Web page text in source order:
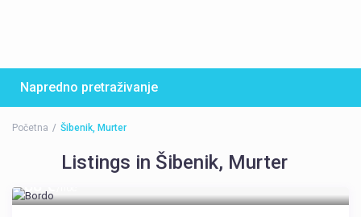
Napredno pretraživanje
Početna Šibenik, Murter
Listings in Šibenik, Murter
88 €